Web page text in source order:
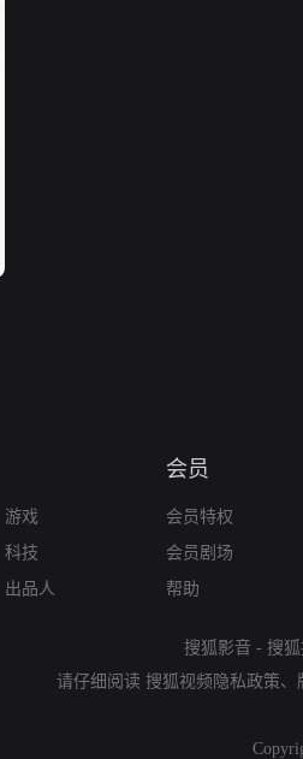
游戏
科技
出品人
会员
会员特权
会员剧场
帮助
搜狐影音 - 搜
请仔细阅读 搜狐视频隐私政策、